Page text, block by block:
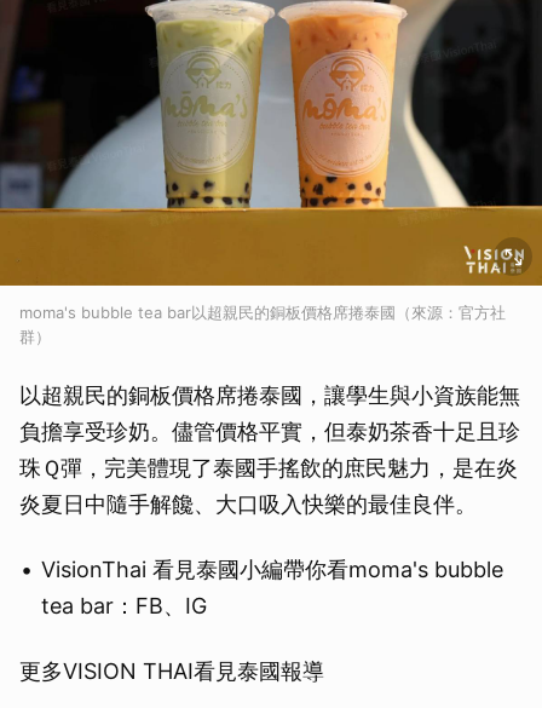
moma's bubble tea bar以超親民的銅板價格席捲泰國（來源：官方社
群）
以超親民的銅板價格席捲泰國，讓學生與小資族能無
負擔享受珍奶。儘管價格平實，但泰奶茶香十足且珍
珠Ｑ彈，完美體現了泰國手搖飲的庶民魅力，是在炎
炎夏日中隨手解饞、大口吸入快樂的最佳良伴。
VisionThai 看見泰國小編帶你看moma's bubble
tea bar：FB、IG
更多VISION THAI看見泰國報導
取消